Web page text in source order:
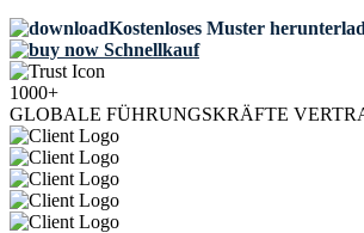
Kostenloses Muster
Schnellkauf
1000+
GLOBALE FÜHRUNGSKRÄFTE